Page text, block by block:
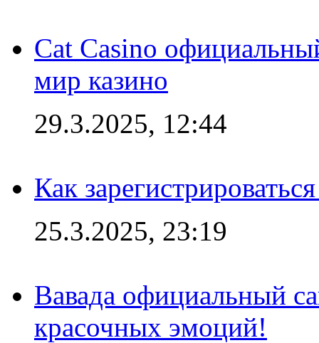
Cat Casino
мир казино
29.3.2025, 12:44
Как
25.3.2025, 23:19
Вавада официальный
красочных эмоций!